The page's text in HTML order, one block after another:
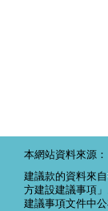
本網站資料來源：
建議款的資料來自
方建設建議事項
建議事項文件中